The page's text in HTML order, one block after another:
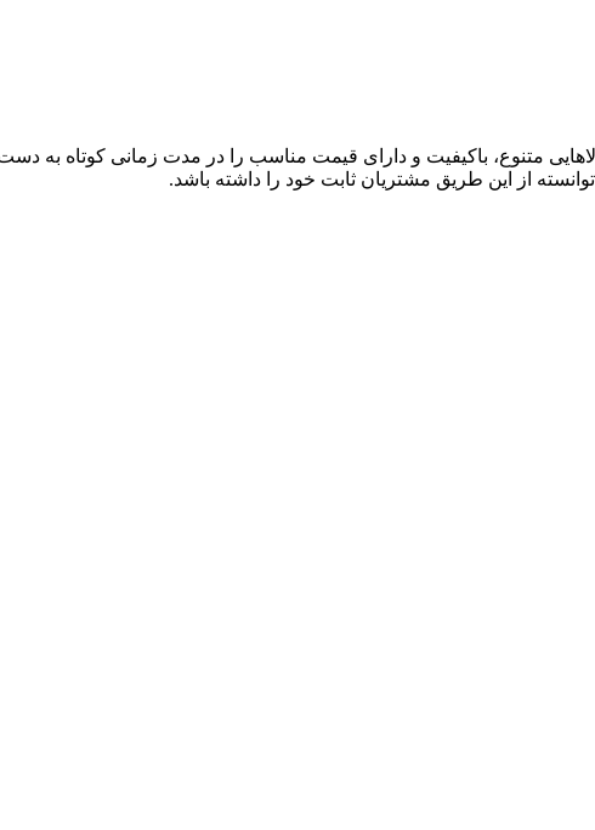
متنوع، باکیفیت و دارای قیمت مناسب را در مدت زمانی کوتاه به
از این طریق مشتریان ثابت خود را داشته باشد.